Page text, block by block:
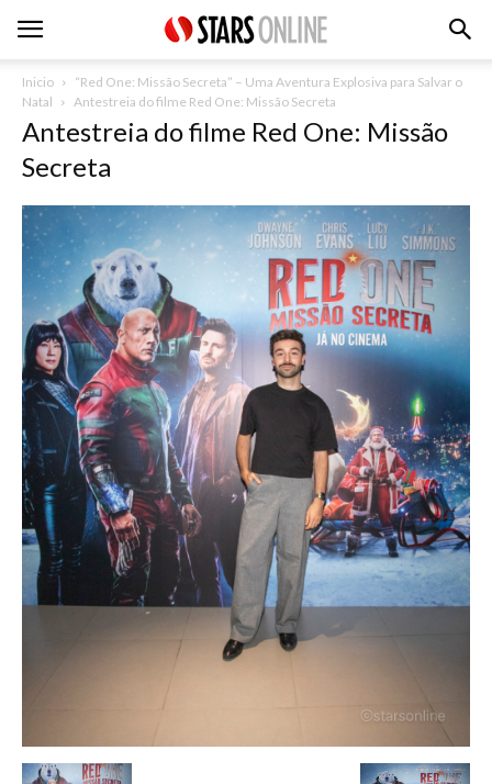
Inicio
“Red One: Missão Secreta” – Uma Aventura Explosiva para Salvar o
Natal
Antestreia do filme Red One: Missão Secreta
Antestreia do filme Red One: Missão
Secreta